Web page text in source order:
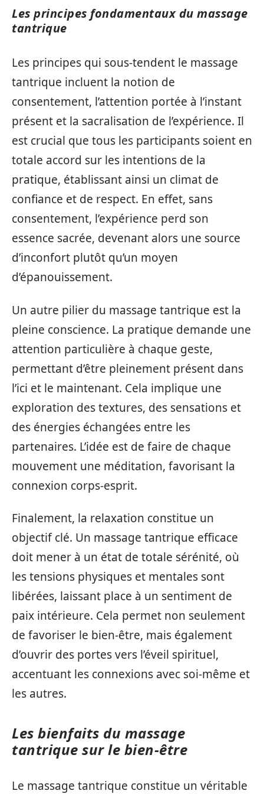
Les principes fondamentaux du massage
tantrique
Les principes qui sous-tendent le massage
tantrique incluent la notion de
consentement, l’attention portée à l’instant
présent et la sacralisation de l’expérience. Il
est crucial que tous les participants soient en
totale accord sur les intentions de la
pratique, établissant ainsi un climat de
confiance et de respect. En effet, sans
consentement, l’expérience perd son
essence sacrée, devenant alors une source
d’inconfort plutôt qu’un moyen
d’épanouissement.
Un autre pilier du massage tantrique est la
pleine conscience. La pratique demande une
attention particulière à chaque geste,
permettant d’être pleinement présent dans
l’ici et le maintenant. Cela implique une
exploration des textures, des sensations et
des énergies échangées entre les
partenaires. L’idée est de faire de chaque
mouvement une méditation, favorisant la
connexion corps-esprit.
Finalement, la relaxation constitue un
objectif clé. Un massage tantrique efficace
doit mener à un état de totale sérénité, où
les tensions physiques et mentales sont
libérées, laissant place à un sentiment de
paix intérieure. Cela permet non seulement
de favoriser le bien-être, mais également
d’ouvrir des portes vers l’éveil spirituel,
accentuant les connexions avec soi-même et
les autres.
Les bienfaits du massage
tantrique sur le bien-être
Le massage tantrique constitue un véritable